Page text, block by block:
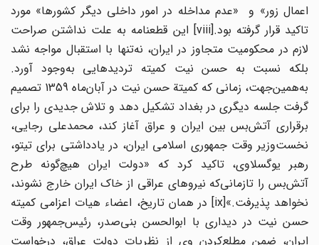
اعمال زور» و «عدم مداخله در امور داخلی دیگر کشورها» مورد
تاکید قرار گرفته بود.[viii] این قطعنامه به علت نداشتن صراحت
لازم در محکومیت متجاوز در ایران، نه‌تنها با استقبال مواجه نشد
بلکه نسبت به حسن نیت کمیته تردیدهایی به‌وجود آورد.
به‌همین‌جهت، زمانی که کمیتة حسن نیت در آبان‌ماه 1359 تصمیم
گرفت جلسه‌ دیگری در بغداد تشکیل دهد و تلاش جدیدی را برای
برقراری آتش‌بس بین ایران و عراق آغاز کند، محمدعلی رجایی،
نخست‌وزیر وقت جمهوری اسلامی ایران، در یادداشتی برای تیتو،
رهبر یوگسلاوی، تاکید کرد که «دولت ایران هیچ‌گونه طرح
آتش‌‌‌بس را تازمانی‌که نیروهای عراقی از خاک ایران خارج نشوند،
نخواهد پذیرفت.»[ix] در همان تاریخ، اعضاء هیات اعزامی کمیته
حسن نیت در دیداری با ابوالحسن بنی‌صدر، رئیس‌جمهور وقت
ایران، ضمن مطلع‌کردن وی از نظریات دولت عراق، درخواست